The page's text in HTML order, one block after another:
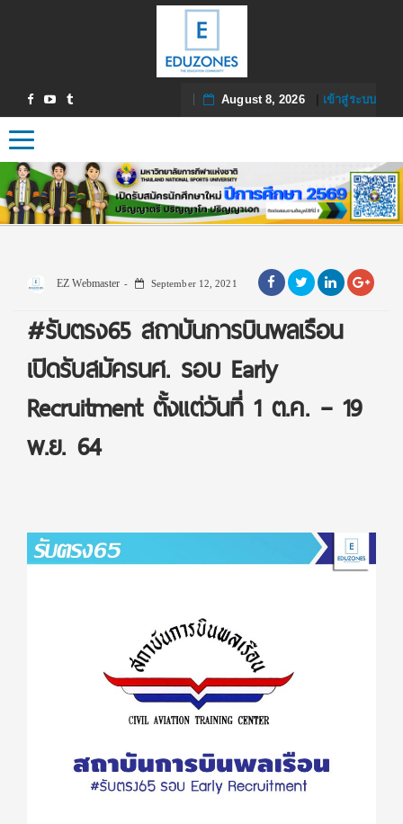
August 8, 2026| เข้าสู่ระบบ
Toggle navigation
EZ Webmaster September 12, 2021
#รับตรง65 สถาบันการบินพลเรือน
เปิดรับสมัครนศ. รอบ Early
Recruitment ตั้งแต่วันที่ 1 ต.ค. – 19
พ.ย. 64